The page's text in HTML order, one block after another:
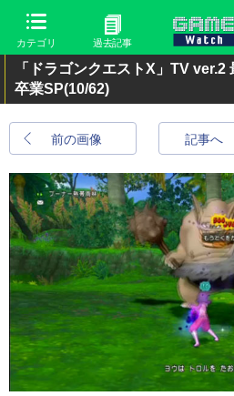
カテゴリ 過去記事
「ドラゴンクエストX」TV
卒業SP(10/62)
前の画像 記事へ